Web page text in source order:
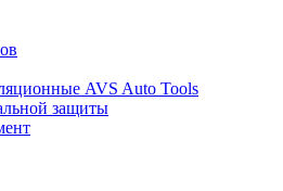
AVS Auto Tools
защиты